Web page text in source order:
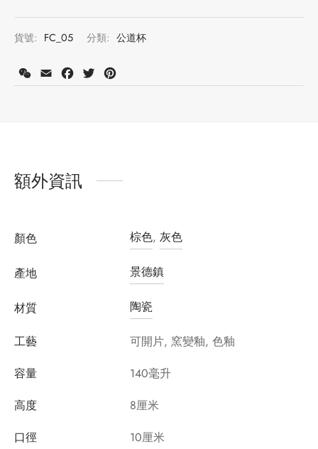
貨號: FC_05 分類: 公道杯
WeChat
Email Facebook
Twitter
額外資訊
顏色 棕色, 灰色
產地 景德鎮
材質 陶瓷
工藝
可開片, 窯變釉, 色釉
容量
140毫升
高度
8厘米
口徑
10厘米